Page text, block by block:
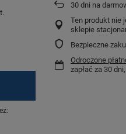
30 dni na
Ten produkt nie
sklepie
Bezpieczne
Odroczone
zapłać za 30